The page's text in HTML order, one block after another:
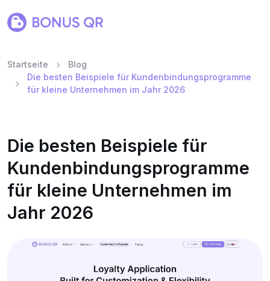
Startseite
Blog
Die besten Beispiele für Kundenbindungsprogramme
für kleine Unternehmen im Jahr 2026
Die besten Beispiele für
Kundenbindungsprogramme
für kleine Unternehmen im
Jahr 2026